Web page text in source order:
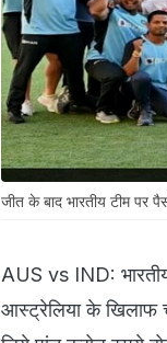
जीत के बाद भारतीय टीम पर
AUS vs IND:
आस्ट्रेलिया के खिलाफ